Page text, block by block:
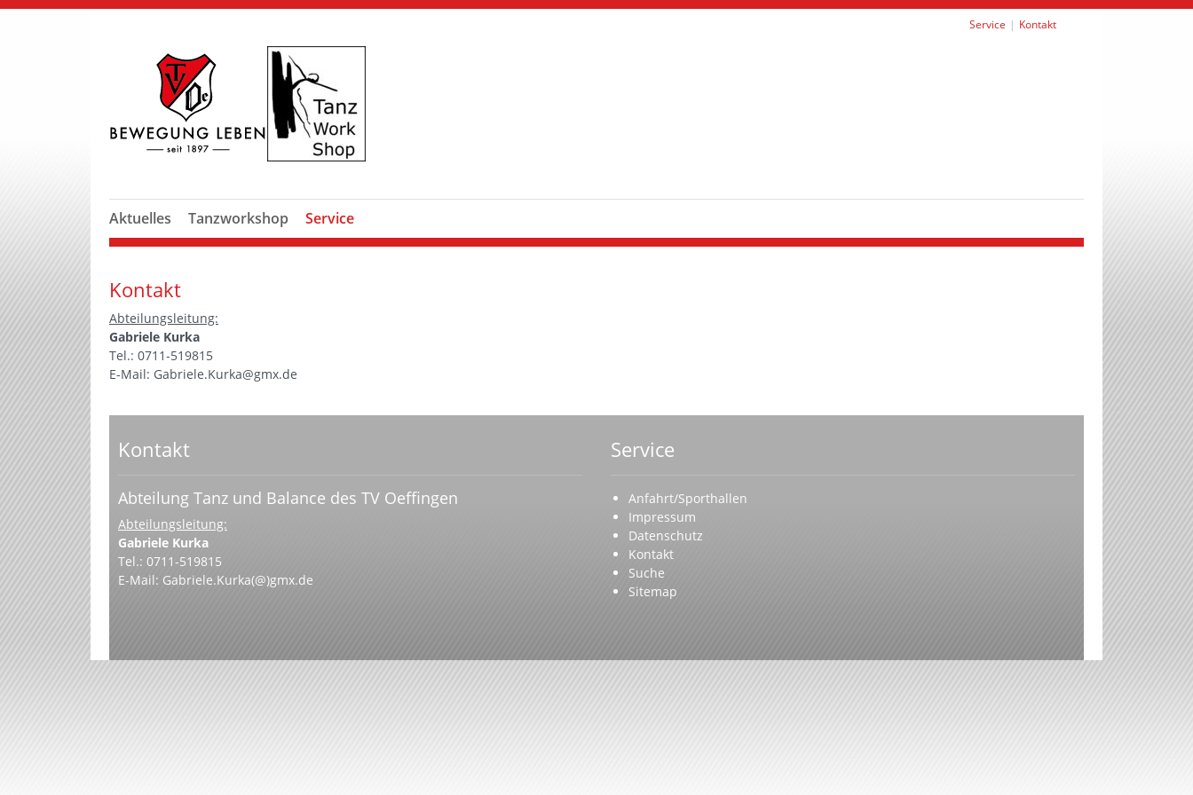
Service Kontakt
Aktuelles Tanzworkshop Service
Kontakt
Abteilungsleitung:
Gabriele Kurka
Tel.: 0711-519815
E-Mail: Gabriele.Kurka@gmx.de
Kontakt
Abteilung Tanz und Balance des TV Oeffingen
Abteilungsleitung:
Gabriele Kurka
Tel.: 0711-519815
E-Mail: Gabriele.Kurka(@)gmx.de
Service
Anfahrt/Sporthallen
Impressum
Datenschutz
Kontakt
Suche
Sitemap